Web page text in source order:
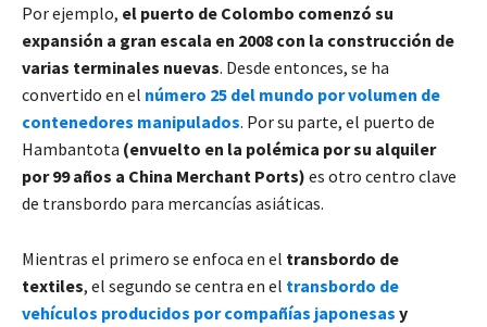
Por ejemplo, el puerto de Colombo comenzó su
expansión a gran escala en 2008 con la construcción de
varias terminales nuevas. Desde entonces, se ha
convertido en el número 25 del mundo por volumen de
contenedores manipulados. Por su parte, el puerto de
Hambantota (envuelto en la polémica por su alquiler
por 99 años a China Merchant Ports) es otro centro clave
de transbordo para mercancías asiáticas.
Mientras el primero se enfoca en el transbordo de
textiles, el segundo se centra en el transbordo de
vehículos producidos por compañías japonesas y